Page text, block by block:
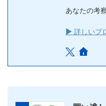
あなたの考
▶ 詳しいプ